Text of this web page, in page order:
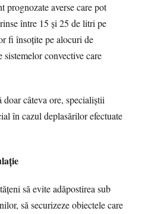
prognozate averse care pot
între 15 și 25 de litri pe
fi însoțite pe alocuri de
convective care
doar câteva ore, specialiștii
în cazul deplasărilor efectuate
să evite adăpostirea sub
să securizeze obiectele care